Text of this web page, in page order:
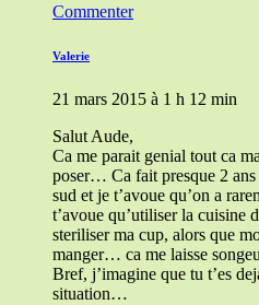
Commenter
Valerie
21 mars 2015 à 1 h 12 min
Salut Aude,
Ca me parait genial tout ca
poser… Ca fait presque 2
sud et je t’avoue qu’on a
t’avoue qu’utiliser la cuisine
steriliser ma cup, alors que
manger… ca me laisse
Bref, j’imagine que tu t’es
situation…